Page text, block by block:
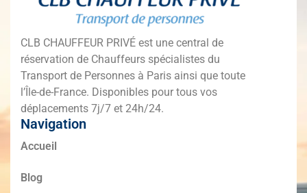
CLB CHAUFFEUR PRIVÉ est une central de
réservation de Chauffeurs spécialistes du
Transport de Personnes à Paris ainsi que toute
l’Île-de-France. Disponibles pour tous vos
déplacements 7j/7 et 24h/24.
Navigation
Accueil
Blog